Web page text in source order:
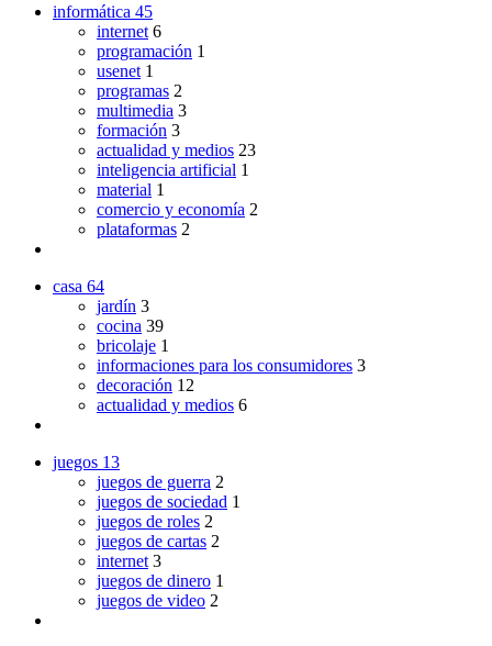
informática 45
internet 6
programación 1
usenet 1
programas 2
multimedia 3
formación 3
actualidad y medios 23
inteligencia artificial 1
material 1
comercio y economía 2
plataformas 2
casa 64
jardín 3
cocina 39
bricolaje 1
informaciones para los consumidores 3
decoración 12
actualidad y medios 6
juegos 13
juegos de guerra 2
juegos de sociedad 1
juegos de roles 2
juegos de cartas 2
internet 3
juegos de dinero 1
juegos de video 2